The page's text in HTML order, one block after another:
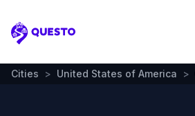
Questo
Cities > United States of America >